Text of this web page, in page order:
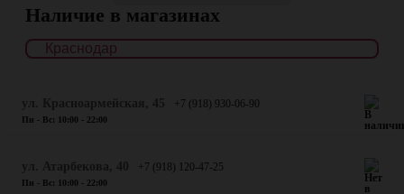
Наличие в магазинах
+7 (918) 930-06-90
Пн - Вс: 10:00 - 22:00
+7 (918) 120-47-25
Пн - Вс: 10:00 - 22:00